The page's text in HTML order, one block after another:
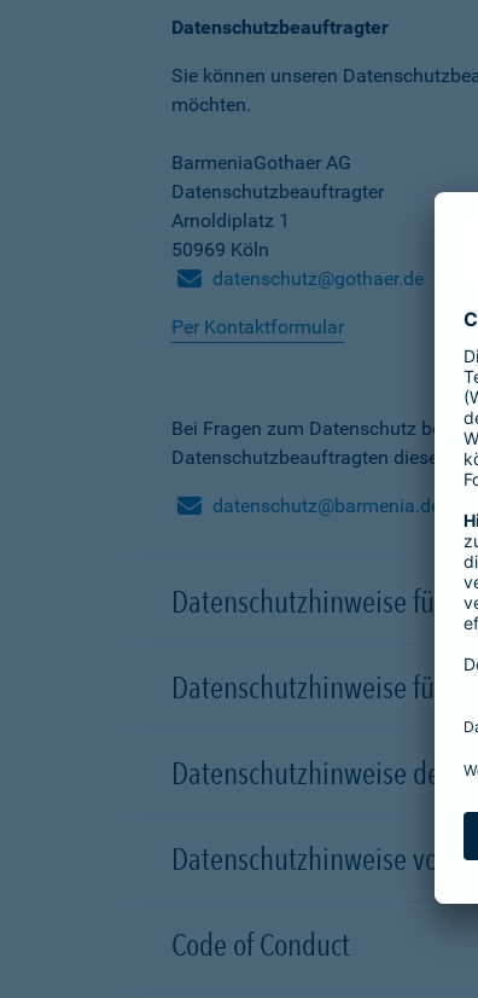
Datenschutzbeauftragter
Sie können unseren
möchten.
BarmeniaGothaer AG
Datenschutzbeauftragter
Arnoldiplatz 1
50969 Köln
datenschutz@gothaer.de
Per Kontaktformular
Bei Fragen zum Datenschutz bei
Datenschutzbeauftragten dieser
datenschutz@barmenia.de
Datenschutzhinweise für
Datenschutzhinweise für
Datenschutzhinweise der
Datenschutzhinweise von
Code of Conduct